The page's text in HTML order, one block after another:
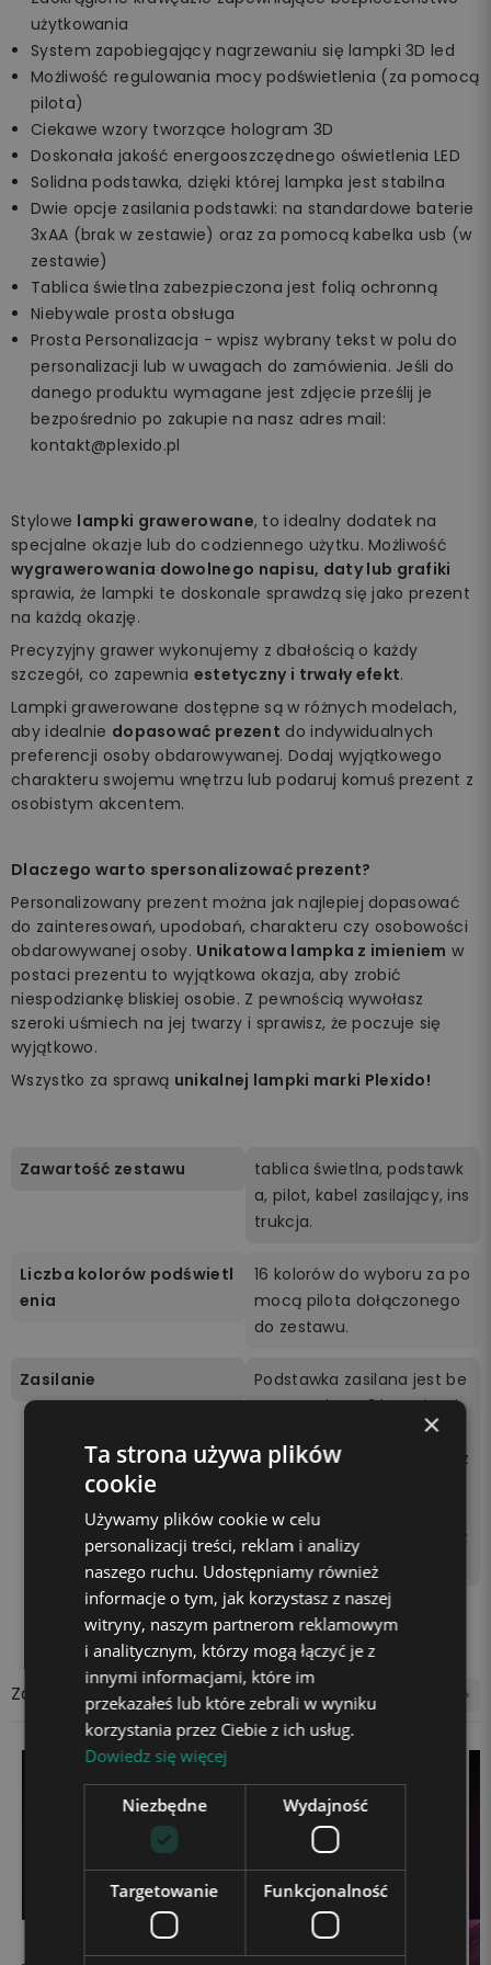
użytkowania
System zapobiegający nagrzewaniu się lampki 3D led
Możliwość regulowania mocy podświetlenia (za pomocą
pilota)
Ciekawe wzory tworzące hologram 3D
Doskonała jakość energooszczędnego oświetlenia LED
Solidna podstawka, dzięki której lampka jest stabilna
Dwie opcje zasilania podstawki: na standardowe baterie
3xAA (brak w zestawie) oraz za pomocą kabelka usb (w
zestawie)
Tablica świetlna zabezpieczona jest folią ochronną
Niebywale prosta obsługa
Prosta Personalizacja - wpisz wybrany tekst w polu do
personalizacji lub w uwagach do zamówienia. Jeśli do
danego produktu wymagane jest zdjęcie prześlij je
bezpośrednio po zakupie na nasz adres mail:
kontakt@plexido.pl
Stylowe lampki grawerowane, to idealny dodatek na
specjalne okazje lub do codziennego użytku. Możliwość
wygrawerowania dowolnego napisu, daty lub grafiki
sprawia, że lampki te doskonale sprawdzą się jako prezent
na każdą okazję.
Precyzyjny grawer wykonujemy z dbałością o każdy
szczegół, co zapewnia estetyczny i trwały efekt.
Lampki grawerowane dostępne są w różnych modelach,
aby idealnie dopasować prezent do indywidualnych
preferencji osoby obdarowywanej. Dodaj wyjątkowego
charakteru swojemu wnętrzu lub podaruj komuś prezent z
osobistym akcentem.
Dlaczego warto spersonalizować prezent?
Personalizowany prezent można jak najlepiej dopasować
do zainteresowań, upodobań, charakteru czy osobowości
obdarowywanej osoby. Unikatowa lampka z imieniem w
postaci prezentu to wyjątkowa okazja, aby zrobić
niespodziankę bliskiej osobie. Z pewnością wywołasz
szeroki uśmiech na jej twarzy i sprawisz, że poczuje się
wyjątkowo.
Wszystko za sprawą unikalnej lampki marki Plexido!
Zawartość zestawu
tablica świetlna, podstawk
a, pilot, kabel zasilający, ins
trukcja.
Liczba kolorów podświetl
enia
16 kolorów do wyboru za po
mocą pilota dołączonego
do zestawu.
Zasilanie
Podstawka zasilana jest be
zprzewodowo 3 bateriami
AA (brak w zestawie) lub p
oprzez podłączenie kabla z
użyciem kostki zasilającej
(np. od telefonu) lub gniaz
da USB w laptopie.
Zobacz także
(1)
×
Ta strona używa plików
cookie
Używamy plików cookie w celu
personalizacji treści, reklam i analizy
naszego ruchu. Udostępniamy również
informacje o tym, jak korzystasz z naszej
witryny, naszym partnerom reklamowym
i analitycznym, którzy mogą łączyć je z
innymi informacjami, które im
przekazałeś lub które zebrali w wyniku
korzystania przez Ciebie z ich usług.
Dowiedz się więcej
Niezbędne Wydajność
Targetowanie Funkcjonalność